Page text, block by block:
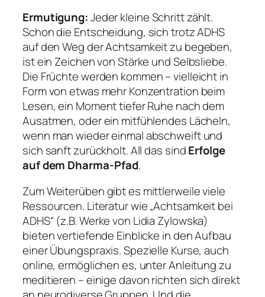
Ermutigung:Jeder kleine Schritt zählt.
Schon die Entscheidung, sich trotz ADHS
auf den Weg der Achtsamkeit zu begeben,
ist ein Zeichen von Stärke und Selbsliebe.
Die Früchte werden kommen – vielleicht in
Form von etwas mehr Konzentration beim
Lesen, ein Moment tiefer Ruhe nach dem
Ausatmen, oder ein mitfühlendes Lächeln,
wenn man wieder einmal abschweift und
sich sanft zurückholt. All das sindErfolge
auf dem Dharma-Pfad.
Zum Weiterüben gibt es mittlerweile viele
Ressourcen. Literatur wie„Achtsamkeit bei
ADHS“ (z.B. Werke von Lidia Zylowska)
bieten vertiefende Einblicke in den Aufbau
einer Übungspraxis. Spezielle Kurse, auch
online, ermöglichen es, unter Anleitung zu
meditieren – einige davon richten sich direkt